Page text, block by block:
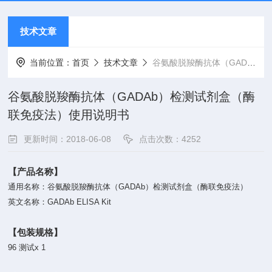
技术文章
当前位置：首页 技术文章 谷氨酸脱羧酶抗体（GADAb）检测试剂盒（酶联免疫法）使用说明书
谷氨酸脱羧酶抗体（GADAb）检测试剂盒（酶
联免疫法）使用说明书
更新时间：2018-06-08 点击次数：4252
【产品名称】
通用名称：谷氨酸脱羧酶抗体（GADAb）检测试剂盒（酶联免疫法）
英文名称：GADAb ELISA Kit
【包装规格】
96 测试x 1